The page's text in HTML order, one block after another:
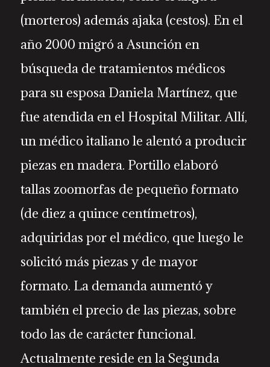
(morteros) además ajaka (cestos). En el
año 2000 migró a Asunción en
búsqueda de tratamientos médicos
para su esposa Daniela Martínez, que
fue atendida en el Hospital Militar. Allí,
un médico italiano le alentó a producir
piezas en madera. Portillo elaboró
tallas zoomorfas de pequeño formato
(de diez a quince centímetros),
adquiridas por el médico, que luego le
solicitó más piezas y de mayor
formato. La demanda aumentó y
también el precio de las piezas, sobre
todo las de carácter funcional.
Actualmente reside en la Segunda